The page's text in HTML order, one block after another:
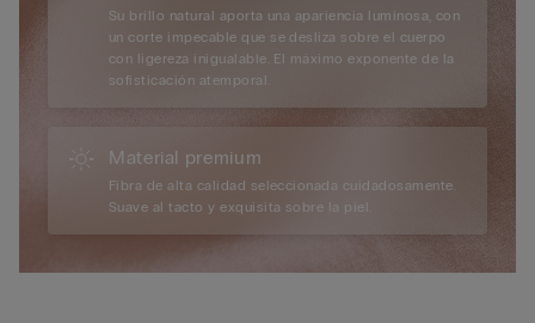
Su brillo natural aporta una apariencia luminosa, con
un corte impecable que se desliza sobre el cuerpo
con ligereza inigualable. El máximo exponente de la
sofisticación atemporal.
Material premium
Fibra de alta calidad seleccionada cuidadosamente.
Suave al tacto y exquisita sobre la piel.